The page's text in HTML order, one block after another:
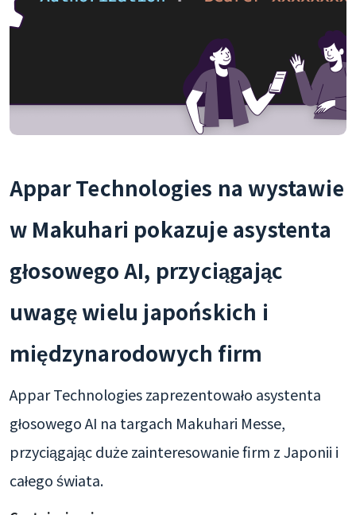
Appar Technologies na wystawie
w Makuhari pokazuje asystenta
głosowego AI, przyciągając
uwagę wielu japońskich i
międzynarodowych firm
Appar Technologies zaprezentowało asystenta
głosowego AI na targach Makuhari Messe,
przyciągając duże zainteresowanie firm z Japonii i
całego świata.